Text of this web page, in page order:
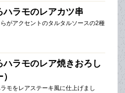
ハラモのレアカツ串
がアクセントのタルタルソースの2種
ハラモのレア焼きおろし
モをレアステーキ風に仕上げまし